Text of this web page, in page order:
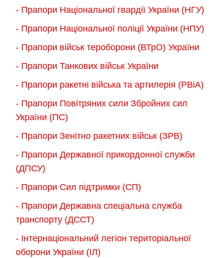
- Прапори Національної гвардії України (НГУ)
- Прапори Національної поліції України (НПУ)
- Прапори військ тероборони (ВТрО) України
- Прапори Танкових військ України
- Прапори ракетні війська та артилерія (РВіА)
- Прапори Повітряних сили Збройних сил
України (ПС)
- Прапори Зенітно ракетних військ (ЗРВ)
- Прапори Державної прикордонної служби
(ДПСУ)
- Прапори Сил підтримки (СП)
- Прапори Державна спеціальна служба
транспорту (ДССТ)
- Інтернаціональний легіон територіальної
оборони України (ІЛ)